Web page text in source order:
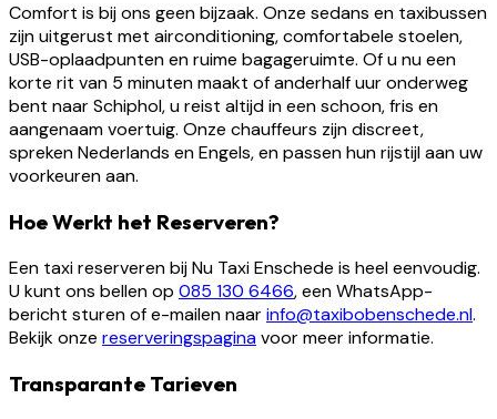
Comfort is bij ons geen bijzaak. Onze sedans en taxibussen
zijn uitgerust met airconditioning, comfortabele stoelen,
USB-oplaadpunten en ruime bagageruimte. Of u nu een
korte rit van 5 minuten maakt of anderhalf uur onderweg
bent naar Schiphol, u reist altijd in een schoon, fris en
aangenaam voertuig. Onze chauffeurs zijn discreet,
spreken Nederlands en Engels, en passen hun rijstijl aan uw
voorkeuren aan.
Hoe Werkt het Reserveren?
Een taxi reserveren bij Nu Taxi Enschede is heel eenvoudig.
U kunt ons bellen op 085 130 6466, een WhatsApp-
bericht sturen of e-mailen naarinfo@taxibobenschede.nl.
Bekijk onze reserveringspaginavoor meer informatie.
Transparante Tarieven